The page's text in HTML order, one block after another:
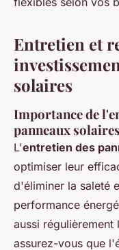
Entretien et
solaires
Importance de
panneaux solaires
L'entretien des
optimiser leur
d'éliminer la saleté
performance
aussi
assurez-vous que